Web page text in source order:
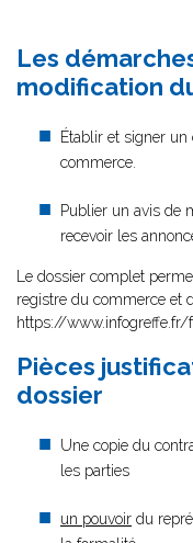
Les
modification
Établir et signer un
commerce.
Publier un avis de
recevoir les
Le dossier complet
registre du commerce et
https://
Pièces
dossier
Une copie du
les parties
un pouvoir du